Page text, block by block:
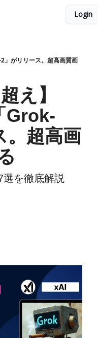
Login
」がリリース。超高画質画
え】
Grok-
。超高画
を徹底解説